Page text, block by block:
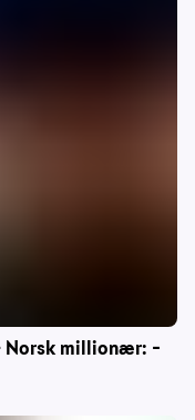
Norsk millionær: –